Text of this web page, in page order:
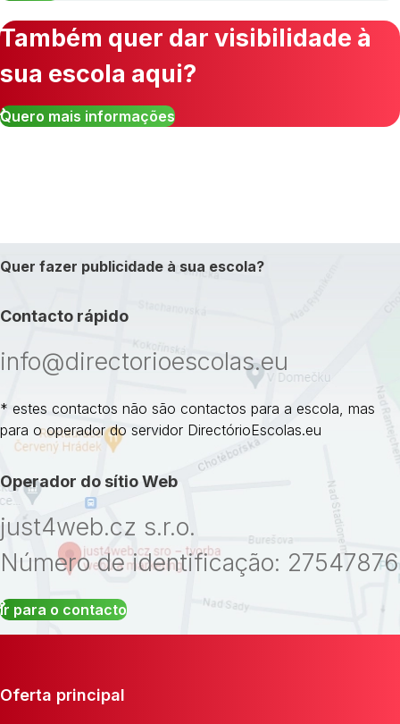
Também quer dar visibilidade à
sua escola aqui?
Quero mais informações
Quer fazer publicidade à sua escola?
Contacto rápido
info@directorioescolas.eu
* estes contactos não são contactos para a escola, mas
para o operador do servidor DirectórioEscolas.eu
Operador do sítio Web
just4web.cz s.r.o.
Número de identificação: 27547876
Ir para o contacto
Oferta principal